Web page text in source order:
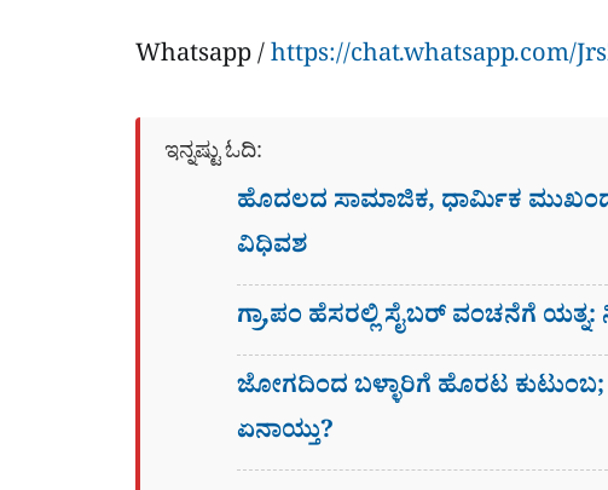
Whatsapp /https://chat.whatsapp.com/
ಇನ್ನಷ್ಟು ಓದಿ:
ಹೊದಲದ ಸಾಮಾಜಿಕ, ಧಾರ್ಮಿಕ
ವಿಧಿವಶ
ಗ್ರಾ,ಪಂ ಹೆಸರಲ್ಲಿ ಸೈಬ‌ರ್ ವಂಚನೆಗೆ
ಜೋಗದಿಂದ ಬಳ್ಳಾರಿಗೆ ಹೊರಟ
ಏನಾಯ್ತು?